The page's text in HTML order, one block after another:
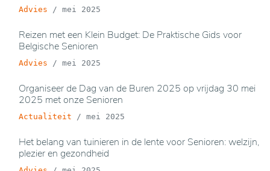
Advies / mei 2025
Reizen met een Klein Budget: De Praktische Gids voor
Belgische Senioren
Advies / mei 2025
Organiseer de Dag van de Buren 2025 op vrijdag 30 mei
2025 met onze Senioren
Actualiteit / mei 2025
Het belang van tuinieren in de lente voor Senioren: welzijn,
plezier en gezondheid